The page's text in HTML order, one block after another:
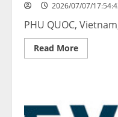
2026/07/07/
PHU QUOC,
Read MoreRead
more
Debut